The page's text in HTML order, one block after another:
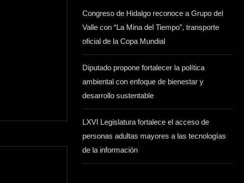
Congreso de Hidalgo reconoce a Grupo del
Valle con “La Mina del Tiempo”, transporte
oficial de la Copa Mundial
Diputado propone fortalecer la política
ambiental con enfoque de bienestar y
desarrollo sustentable
LXVI Legislatura fortalece el acceso de
personas adultas mayores a las tecnologías
de la información